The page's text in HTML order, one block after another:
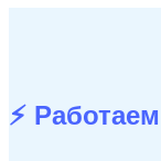
⚡ Работаем